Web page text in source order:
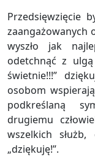
Przedsięwzięcie
zaangażowanych
wyszło jak
odetchnąć z
świetnie!!!”
osobom
podkreślaną
drugiemu
wszelkich
„dziękuję!”.